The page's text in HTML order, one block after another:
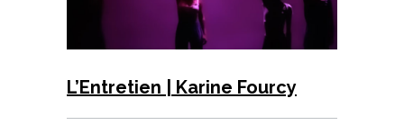
L’Entretien | Karine Fourcy